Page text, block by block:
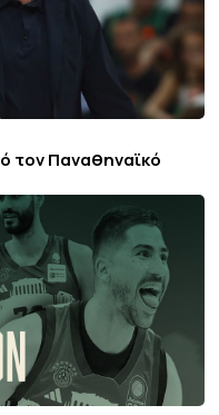
τον Παναθηναϊκό